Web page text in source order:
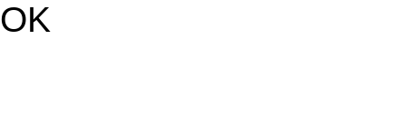
OK